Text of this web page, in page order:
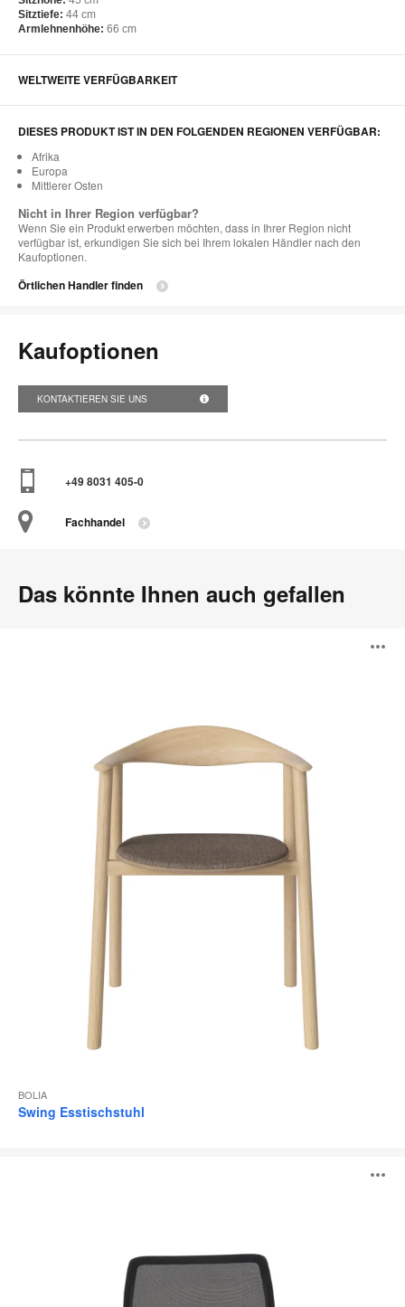
Sitztiefe: 44 cm​
Armlehnenhöhe: 66 cm​
WELTWEITE VERFÜGBARKEIT
DIESES PRODUKT IST IN DEN FOLGENDEN REGIONEN VERFÜGBAR:
Afrika
Europa
Mittlerer Osten
Nicht in Ihrer Region verfügbar?
Wenn Sie ein Produkt erwerben möchten, dass in Ihrer Region nicht
verfügbar ist, erkundigen Sie sich bei Ihrem lokalen Händler nach den
Kaufoptionen.
Örtlichen Handler finden
Kaufoptionen
KONTAKTIEREN SIE UNS
+49 8031 405-0
Fachhandel
Das könnte Ihnen auch gefallen
BOLIA
Swing Esstischstuhl